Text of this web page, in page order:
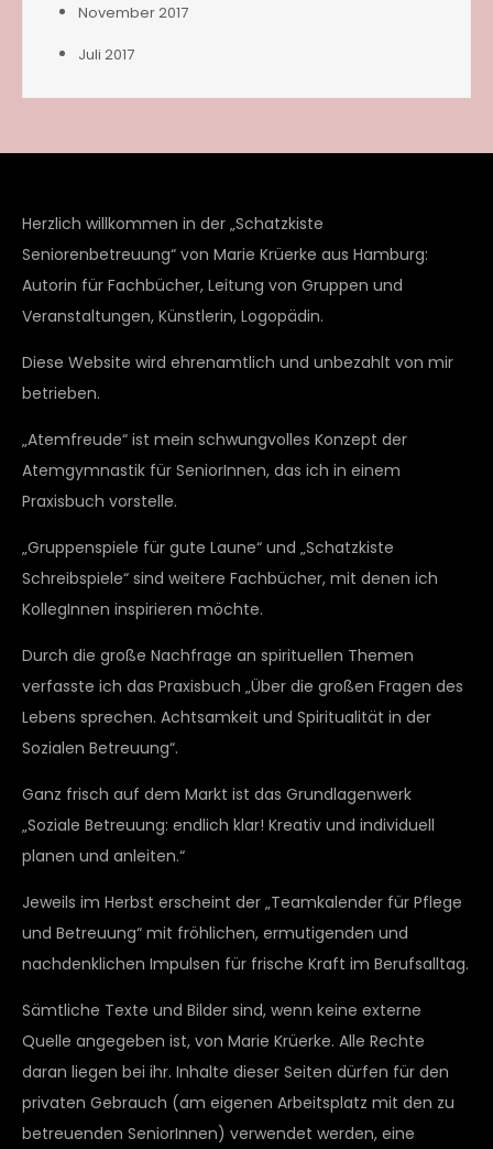
November 2017
Juli 2017
Herzlich willkommen in der „Schatzkiste
Seniorenbetreuung“ von Marie Krüerke aus Hamburg:
Autorin für Fachbücher, Leitung von Gruppen und
Veranstaltungen, Künstlerin, Logopädin.
Diese Website wird ehrenamtlich und unbezahlt von mir
betrieben.
„Atemfreude“ ist mein schwungvolles Konzept der
Atemgymnastik für SeniorInnen, das ich in einem
Praxisbuch vorstelle.
„Gruppenspiele für gute Laune“ und „Schatzkiste
Schreibspiele“ sind weitere Fachbücher, mit denen ich
KollegInnen inspirieren möchte.
Durch die große Nachfrage an spirituellen Themen
verfasste ich das Praxisbuch „Über die großen Fragen des
Lebens sprechen. Achtsamkeit und Spiritualität in der
Sozialen Betreuung“.
Ganz frisch auf dem Markt ist das Grundlagenwerk
„Soziale Betreuung: endlich klar! Kreativ und individuell
planen und anleiten.“
Jeweils im Herbst erscheint der „Teamkalender für Pflege
und Betreuung“ mit fröhlichen, ermutigenden und
nachdenklichen Impulsen für frische Kraft im Berufsalltag.
Sämtliche Texte und Bilder sind, wenn keine externe
Quelle angegeben ist, von Marie Krüerke. Alle Rechte
daran liegen bei ihr. Inhalte dieser Seiten dürfen für den
privaten Gebrauch (am eigenen Arbeitsplatz mit den zu
betreuenden SeniorInnen) verwendet werden, eine